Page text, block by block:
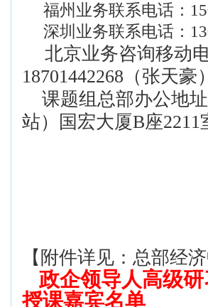
福州业务联系电话：
深圳业务联系电话：
北京业务咨询移动
18701442268 （张天豪
课题组总部办公地
站）国宏大厦B座2211
【附件详见：总部经济
政企领导人高级
授课嘉宾名单